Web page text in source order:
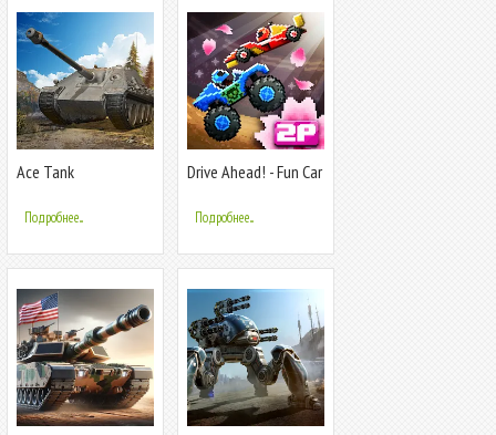
Ace Tank
Подробнее...
Drive Ahead! - Fun Car
Подробнее...